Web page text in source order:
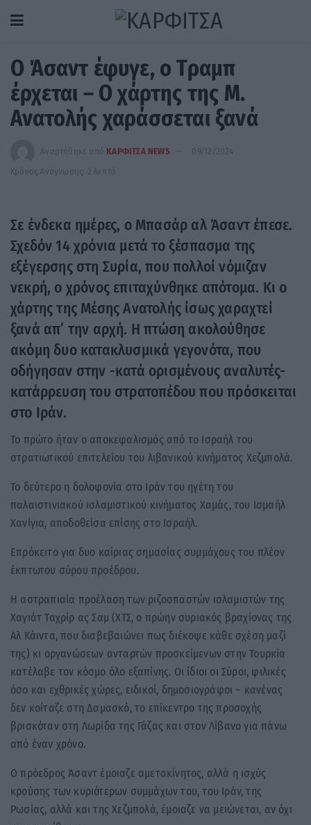
Ο Άσαντ έφυγε, ο Τραμπ
έρχεται – O χάρτης της Μ.
Ανατολής χαράσσεται ξανά
Αναρτήθηκε από ΚΑΡΦΙΤΣΑ NEWS
09/12/2024
Χρόνος Ανάγνωσης: 2 λεπτά
Σε ένδεκα ημέρες, ο Μπασάρ αλ Άσαντ έπεσε.
Σχεδόν 14 χρόνια μετά το ξέσπασμα της
εξέγερσης στη Συρία, που πολλοί νόμιζαν
νεκρή, ο χρόνος επιταχύνθηκε απότομα. Κι ο
χάρτης της Μέσης Ανατολής ίσως χαραχτεί
ξανά απ’ την αρχή. Η πτώση ακολούθησε
ακόμη δυο κατακλυσμικά γεγονότα, που
οδήγησαν στην -κατά ορισμένους αναλυτές-
κατάρρευση του στρατοπέδου που πρόσκειται
στο Ιράν.
Το πρώτο ήταν ο αποκεφαλισμός από το Ισραήλ του
στρατιωτικού επιτελείου του λιβανικού κινήματος Χεζμπολά.
Το δεύτερο η δολοφονία στο Ιράν του ηγέτη του
παλαιστινιακού ισλαμιστικού κινήματος Χαμάς, του Ισμαήλ
Χανίγια, αποδοθείσα επίσης στο Ισραήλ.
Επρόκειτο για δυο καίριας σημασίας συμμάχους του πλέον
έκπτωτου σύρου προέδρου.
Η αστραπιαία προέλαση των ριζοσπαστών ισλαμιστών της
Χαγιάτ Ταχρίρ ας Σαμ (ΧΤΣ, ο πρώην συριακός βραχίονας της
Αλ Κάιντα, που διαβεβαιώνει πως διέκοψε κάθε σχέση μαζί
της) κι οργανώσεων ανταρτών προσκείμενων στην Τουρκία
κατέλαβε τον κόσμο όλο εξαπίνης. Οι ίδιοι οι Σύροι, φιλικές
όσο και εχθρικές χώρες, ειδικοί, δημοσιογράφοι – κανένας
δεν κοίταζε στη Δαμασκό, το επίκεντρο της προσοχής
βρισκόταν στη Λωρίδα της Γάζας και στον Λίβανο για πάνω
από έναν χρόνο.
Ο πρόεδρος Άσαντ έμοιαζε αμετακίνητος, αλλά η ισχύς
κρούσης των κυριότερων συμμάχων του, του Ιράν, της
Ρωσίας, αλλά και της Χεζμπολά, έμοιαζε να μειώνεται, αν όχι